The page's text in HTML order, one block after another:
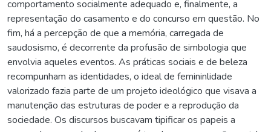
comportamento socialmente adequado e, finalmente, a
representação do casamento e do concurso em questão. No
fim, há a percepção de que a memória, carregada de
saudosismo, é decorrente da profusão de simbologia que
envolvia aqueles eventos. As práticas sociais e de beleza
recompunham as identidades, o ideal de femininlidade
valorizado fazia parte de um projeto ideológico que visava a
manutenção das estruturas de poder e a reprodução da
sociedade. Os discursos buscavam tipificar os papeis a